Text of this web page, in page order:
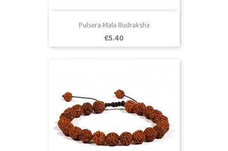
Pulsera-Mala Rudraksha
Price
€5.40